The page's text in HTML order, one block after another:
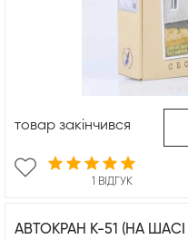
1 ВІДГУК
товар закінчився
АВТОКРАН К-51 (НА